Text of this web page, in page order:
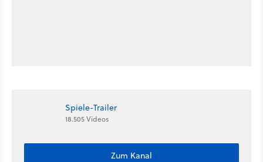
Spiele-Trailer
18.505 Videos
Zum Kanal